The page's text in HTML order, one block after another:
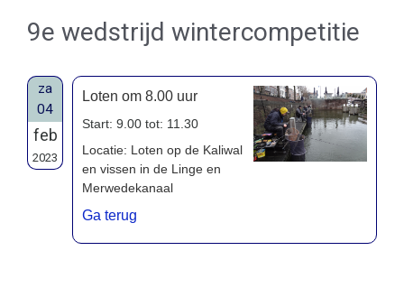
9e wedstrijd wintercompetitie
za
04
feb
2023
Loten om 8.00 uur
Start: 9.00 tot: 11.30
Locatie: Loten op de Kaliwal
en vissen in de Linge en
Merwedekanaal
Ga terug